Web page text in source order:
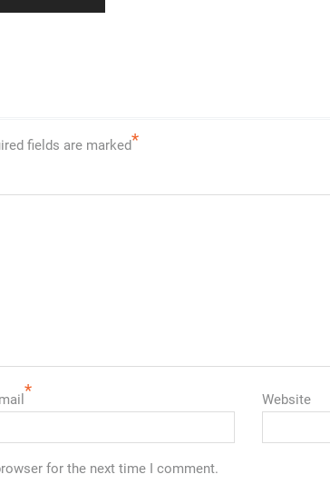
fields are marked*
* Website
for the next time I comment.